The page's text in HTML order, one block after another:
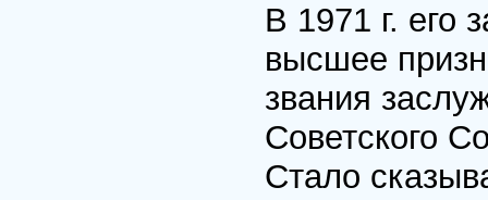
В 1971 г. его
высшее
звания
Советского
Стало